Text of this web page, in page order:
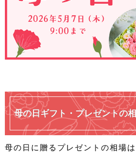
母の日ギフト・プレゼントの
母の日に贈るプレゼントの相場